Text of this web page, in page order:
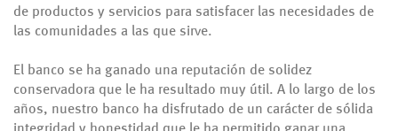
de productos y servicios para satisfacer las necesidades de
las comunidades a las que sirve.
El banco se ha ganado una reputación de solidez
conservadora que le ha resultado muy útil. A lo largo de los
años, nuestro banco ha disfrutado de un carácter de sólida
integridad y honestidad que le ha permitido ganar una